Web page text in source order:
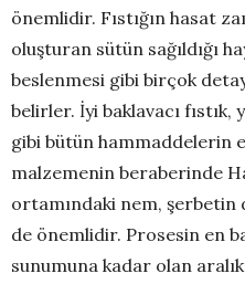
önemlidir. Fıstığın hasat
oluşturan sütün sağıldığı
beslenmesi gibi birçok
belirler. İyi baklavacı fıstık,
gibi bütün hammaddelerin
malzemenin beraberinde
ortamındaki nem, şerbetin
de önemlidir. Prosesin en
sunumuna kadar olan